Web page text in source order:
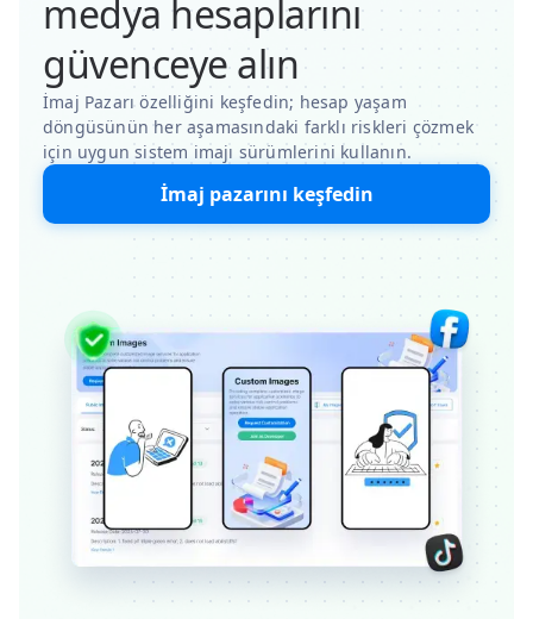
medya hesaplarını
güvenceye alın
İmaj Pazarı özelliğini keşfedin; hesap yaşam
döngüsünün her aşamasındaki farklı riskleri çözmek
için uygun sistem imajı sürümlerini kullanın.
İmaj pazarını keşfedin